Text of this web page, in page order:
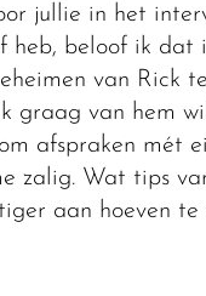
jullie in het
heb, beloof ik dat
van Rick
graag van hem
afspraken mét
zalig. Wat tips
aan hoeven te